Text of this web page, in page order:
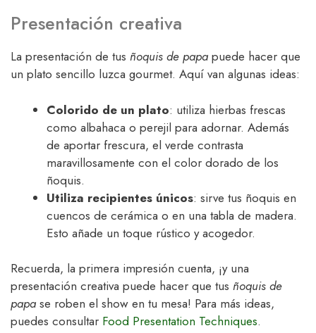
Presentación creativa
La presentación de tus ñoquis de papa puede hacer que
un plato sencillo luzca gourmet. Aquí van algunas ideas:
Colorido de un plato: utiliza hierbas frescas
como albahaca o perejil para adornar. Además
de aportar frescura, el verde contrasta
maravillosamente con el color dorado de los
ñoquis.
Utiliza recipientes únicos: sirve tus ñoquis en
cuencos de cerámica o en una tabla de madera.
Esto añade un toque rústico y acogedor.
Recuerda, la primera impresión cuenta, ¡y una
presentación creativa puede hacer que tus ñoquis de
papa se roben el show en tu mesa! Para más ideas,
puedes consultar Food Presentation Techniques.